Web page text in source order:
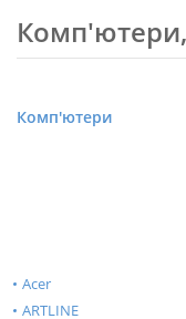
Комп'ютери
Acer
ARTLINE